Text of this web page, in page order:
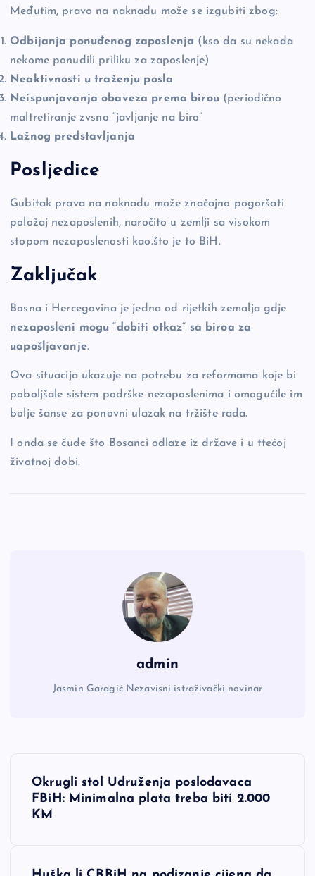
Međutim, pravo na naknadu može se izgubiti zbog:
Odbijanja ponuđenog zaposlenja (kso da su nekada
nekome ponudili priliku za zaposlenje)
Neaktivnosti u traženju posla
Neispunjavanja obaveza prema birou(periodično
maltretiranje zvsno “javljanje na biro”
Lažnog predstavljanja
Posljedice
Gubitak prava na naknadu može značajno pogoršati
položaj nezaposlenih, naročito u zemlji sa visokom
stopom nezaposlenosti kao.što je to BiH.
Zaključak
Bosna i Hercegovina je jedna od rijetkih zemalja gdje
nezaposleni mogu “dobiti otkaz” sa biroa za
uapošljavanje.
Ova situacija ukazuje na potrebu za reformama koje bi
poboljšale sistem podrške nezaposlenima i omogućile im
bolje šanse za ponovni ulazak na tržište rada.
I onda se čude što Bosanci odlaze iz države i u ttećoj
životnoj dobi.
admin
Jasmin Garagić Nezavisni istraživački novinar
Okrugli stol Udruženja poslodavaca
FBiH: Minimalna plata treba biti 2.000
KM